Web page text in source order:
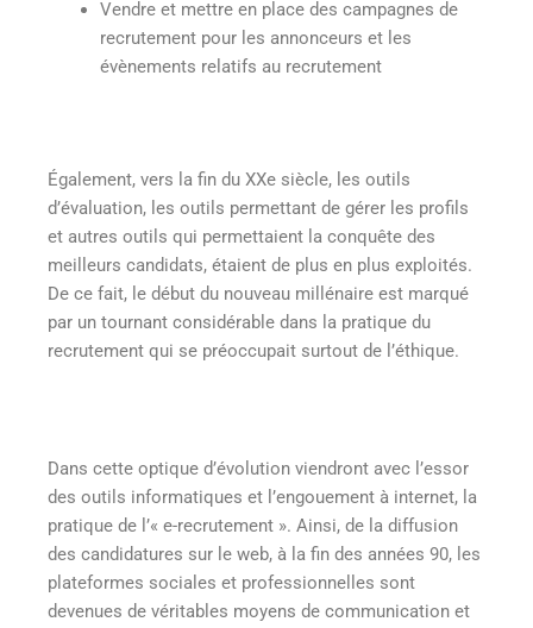
Vendre et mettre en place des campagnes de
recrutement pour les annonceurs et les
évènements relatifs au recrutement
Également, vers la fin du XXe siècle, les outils
d’évaluation, les outils permettant de gérer les profils
et autres outils qui permettaient la conquête des
meilleurs candidats, étaient de plus en plus exploités.
De ce fait, le début du nouveau millénaire est marqué
par un tournant considérable dans la pratique du
recrutement qui se préoccupait surtout de l’éthique.
Dans cette optique d’évolution viendront avec l’essor
des outils informatiques et l’engouement à internet, la
pratique de l’« e-recrutement ». Ainsi, de la diffusion
des candidatures sur le web, à la fin des années 90, les
plateformes sociales et professionnelles sont
devenues de véritables moyens de communication et